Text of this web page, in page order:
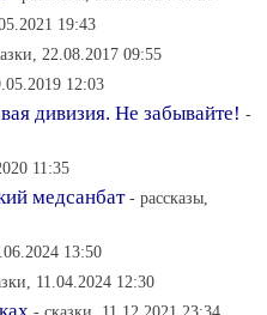
19:43
22.08.2017 09:55
12:03
дивизия. Не забывайте! -
11:35
медсанбат - рассказы,
13:50
11.04.2024 12:30